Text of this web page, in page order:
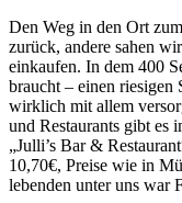
Den Weg in den Ort
zurück, andere sahen
einkaufen. In dem 400
braucht – einen riesigen
wirklich mit allem
und Restaurants gibt es
„Julli’s Bar &
10,70€, Preise wie in
lebenden unter uns war